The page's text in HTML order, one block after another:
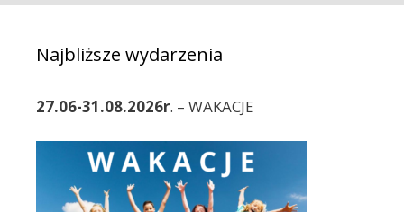
Najbliższe wydarzenia
27.06-31.08.2026r. – WAKACJE